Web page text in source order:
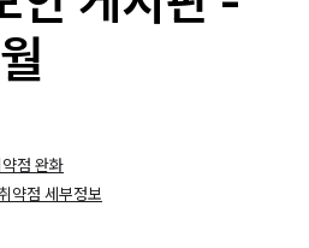
점 완화
약점 세부정보